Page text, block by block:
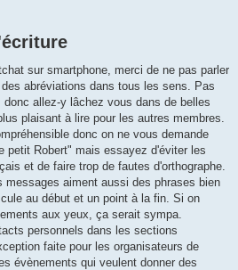
sur smartphone, merci de ne pas parler
abréviations dans tous les sens. Pas
allez-y lâchez vous dans de belles
plaisant à lire pour les autres membres.
donc on ne vous demande
petit Robert" mais essayez d'éviter les
et de faire trop de fautes d'orthographe.
messages aiment aussi des phrases bien
au début et un point à la fin. Si on
aux yeux, ça serait sympa.
personnels dans les sections
faite pour les organisateurs de
évènements qui veulent donner des